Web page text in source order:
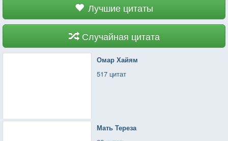
Лучшие цитаты
Случайная цитата
Омар Хайям
517 цитат
Мать Тереза